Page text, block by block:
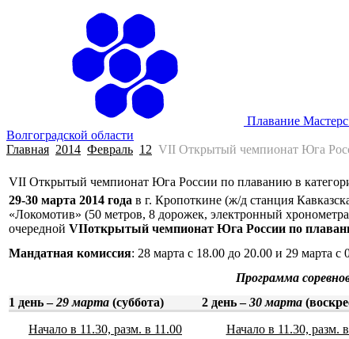
Плавание
Волгоградской области
Главная 2014 Февраль 12 VII Открытый чемпионат Юга
VII Открытый чемпионат Юга России по плаванию в
29-30 марта 2014 года в г. Кропоткине (ж/д станция
«Локомотив» (50 метров, 8 дорожек, электронный
очередной VIIоткрытый чемпионат Юга России по
Мандатная комиссия: 28 марта с 18.00 до 20.00 и 29 марта с
Программа
1 день –29 марта (суббота) 2 день –30 марта
Начало в 11.30, разм. в 11.00
Начало в 11.30, разм.